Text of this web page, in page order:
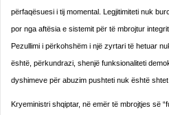
përfaqësuesi i tij momental. Legjitimiteti nuk
por nga aftësia e sistemit për të mbrojtur
Pezullimi i përkohshëm i një zyrtari të hetuar
është, përkundrazi, shenjë funksionaliteti
dyshimeve për abuzim pushteti nuk është
Kryeministri shqiptar, në emër të mbrojtjes së